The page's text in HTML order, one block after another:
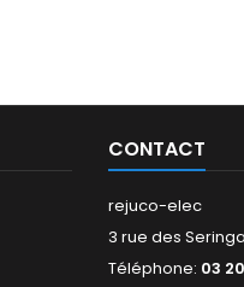
CONTACT
rejuco-elec
3 rue des
Téléphone: 03